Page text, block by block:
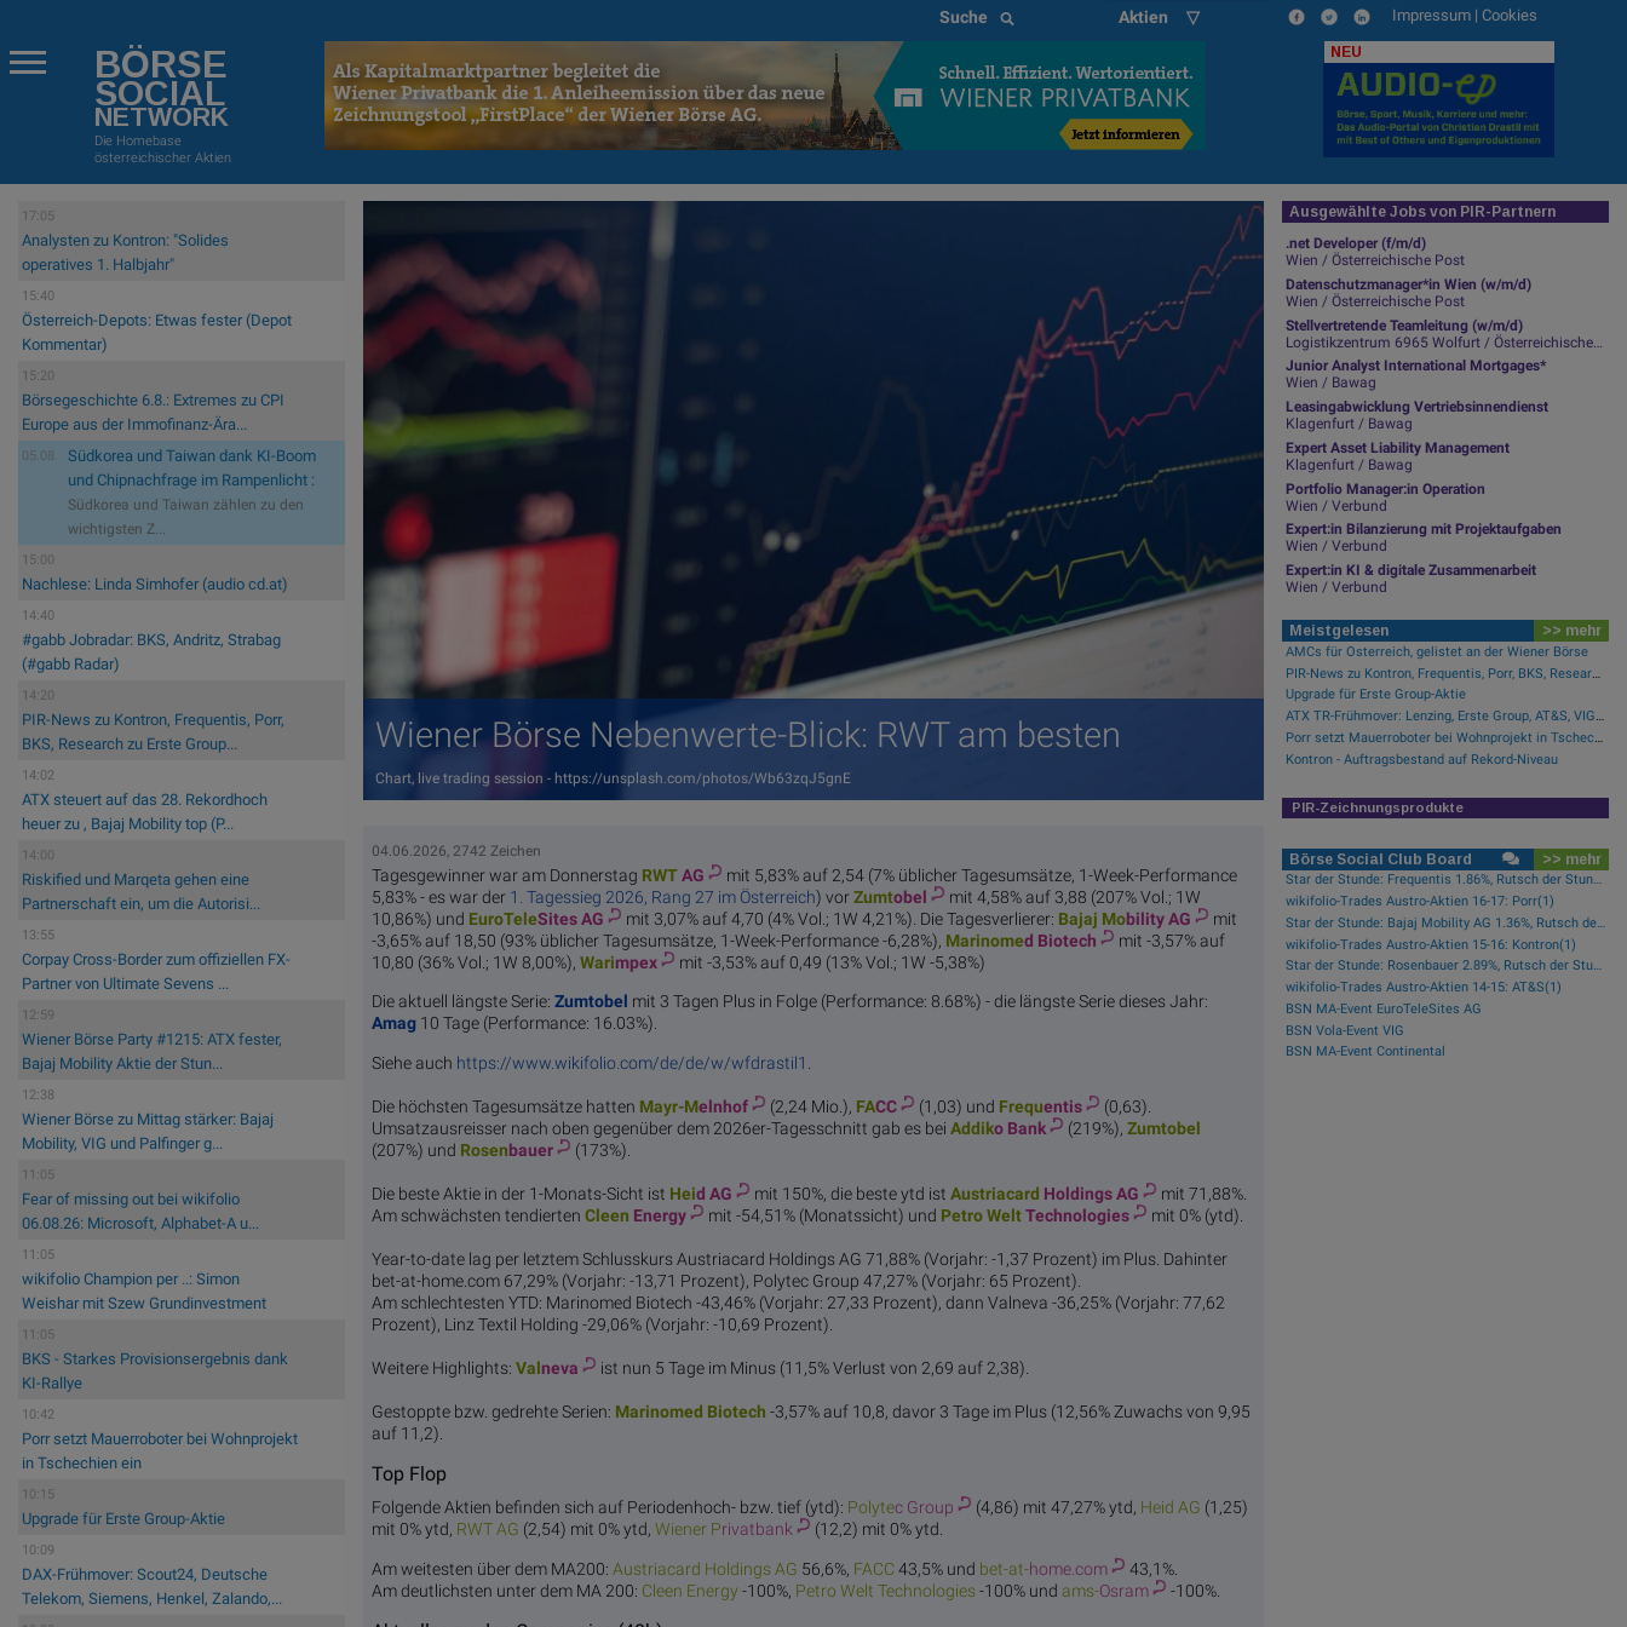
Suche Aktien ▽ Impressum | Cookies
BÖRSE
SOCIAL
NETWORK
Die Homebase
österreichischer Aktien
NEU
17:05
Analysten zu Kontron: "Solides
operatives 1. Halbjahr"
15:40
Österreich-Depots: Etwas fester (Depot
Kommentar)
15:20
Börsegeschichte 6.8.: Extremes zu CPI
Europe aus der Immofinanz-Ära...
05.08.
Südkorea und Taiwan dank KI-Boom
und Chipnachfrage im Rampenlicht :
Südkorea und Taiwan zählen zu den
wichtigsten Z...
15:00
Nachlese: Linda Simhofer (audio cd.at)
14:40
#gabb Jobradar: BKS, Andritz, Strabag
(#gabb Radar)
14:20
PIR-News zu Kontron, Frequentis, Porr,
BKS, Research zu Erste Group...
14:02
ATX steuert auf das 28. Rekordhoch
heuer zu , Bajaj Mobility top (P...
14:00
Riskified und Marqeta gehen eine
Partnerschaft ein, um die Autorisi...
13:55
Corpay Cross-Border zum offiziellen FX-
Partner von Ultimate Sevens ...
12:59
Wiener Börse Party #1215: ATX fester,
Bajaj Mobility Aktie der Stun...
12:38
Wiener Börse zu Mittag stärker: Bajaj
Mobility, VIG und Palfinger g...
11:05
Fear of missing out bei wikifolio
06.08.26: Microsoft, Alphabet-A u...
11:05
wikifolio Champion per ..: Simon
Weishar mit Szew Grundinvestment
11:05
BKS - Starkes Provisionsergebnis dank
KI-Rallye
10:42
Porr setzt Mauerroboter bei Wohnprojekt
in Tschechien ein
10:15
Upgrade für Erste Group-Aktie
10:09
DAX-Frühmover: Scout24, Deutsche
Telekom, Siemens, Henkel, Zalando,...
Wiener Börse Nebenwerte-Blick: RWT am besten
Chart, live trading session - https://unsplash.com/photos/Wb63zqJ5gnE
04.06.2026, 2742 Zeichen
Tagesgewinner war am Donnerstag RWTAG
mit 5,83% auf 2,54 (7% üblicher Tagesumsätze, 1-Week-Performance
5,83% - es war der 1. Tagessieg 2026, Rang 27 im Österreich) vorZumtobel
mit 4,58% auf 3,88 (207% Vol.; 1W
10,86%) und EuroTeleSites AG mit 3,07% auf 4,70 (4% Vol.; 1W 4,21%). Die Tagesverlierer: Bajaj Mobility AG
mit
-3,65% auf 18,50 (93% üblicher Tagesumsätze, 1-Week-Performance -6,28%), Marinomed Biotech
mit -3,57% auf
10,80 (36% Vol.; 1W 8,00%),Warimpex mit -3,53% auf 0,49 (13% Vol.; 1W -5,38%)
Die aktuell längste Serie:Zumtobel mit 3 Tagen Plus in Folge (Performance: 8.68%) - die längste Serie dieses Jahr:
Amag 10 Tage (Performance: 16.03%).
Siehe auch https://www.wikifolio.com/de/de/w/wfdrastil1
Die höchsten Tagesumsätze hatten Mayr-Melnhof (2,24 Mio.), FACC (1,03) und Frequentis
(0,63).
Umsatzausreisser nach oben gegenüber dem 2026er-Tagesschnitt gab es beiAddiko Bank (219%),Zumtobel
(207%) und Rosenbauer (173%).
Die beste Aktie in der 1-Monats-Sicht ist Heid AG mit 150%, die beste ytd istAustriacard Holdings AG
mit 71,88%.
Am schwächsten tendiertenCleen Energy mit -54,51% (Monatssicht) und Petro WeltTechnologies mit 0% (ytd).
Year-to-date lag per letztem Schlusskurs Austriacard Holdings AG 71,88% (Vorjahr: -1,37 Prozent) im Plus. Dahinter
bet-at-home.com 67,29% (Vorjahr: -13,71 Prozent), Polytec Group 47,27% (Vorjahr: 65 Prozent).
Am schlechtesten YTD: Marinomed Biotech -43,46% (Vorjahr: 27,33 Prozent), dann Valneva -36,25% (Vorjahr: 77,62
Prozent), Linz Textil Holding -29,06% (Vorjahr: -10,69 Prozent).
Weitere Highlights:Valneva ist nun 5 Tage im Minus (11,5% Verlust von 2,69 auf 2,38).
Gestoppte bzw. gedrehte Serien: Marinomed Biotech -3,57% auf 10,8, davor 3 Tage im Plus (12,56% Zuwachs von 9,95
auf 11,2).
Top Flop
Folgende Aktien befinden sich auf Periodenhoch- bzw. tief (ytd): Polytec Group (4,86) mit 47,27% ytd, Heid AG (1,25)
mit 0% ytd, RWTAG (2,54) mit 0% ytd,Wiener Privatbank (12,2) mit 0% ytd.
Am weitesten über dem MA200:Austriacard Holdings AG 56,6%, FACC 43,5% und bet-at-home.com
43,1%.
Am deutlichsten unter dem MA 200: Cleen Energy -100%, Petro WeltTechnologies-100% undams-Osram -100%.
Ausgewählte Jobs von PIR-Partnern
.net Developer (f/m/d)
Wien / Österreichische Post
Datenschutzmanager*in Wien (w/m/d)
Wien / Österreichische Post
Stellvertretende Teamleitung (w/m/d)
Logistikzentrum 6965 Wolfurt / Österreichische Post
Junior Analyst International Mortgages*
Wien / Bawag
Leasingabwicklung Vertriebsinnendienst
Klagenfurt / Bawag
Expert Asset Liability Management
Klagenfurt / Bawag
Portfolio Manager:in Operation
Wien / Verbund
Expert:in Bilanzierung mit Projektaufgaben
Wien / Verbund
Expert:in KI & digitale Zusammenarbeit
Wien / Verbund
Meistgelesen >> mehr
AMCs für Österreich, gelistet an der Wiener Börse
PIR-News zu Kontron, Frequentis, Porr, BKS, Research zu Erste Group, Verbund (Christine Petzwinkler)
Upgrade für Erste Group-Aktie
ATX TR-Frühmover: Lenzing, Erste Group, AT&S, VIG, SBO, voestalpine, EVN, Verbund, Andritz und Strabag
Porr setzt Mauerroboter bei Wohnprojekt in Tschechien ein
Kontron - Auftragsbestand auf Rekord-Niveau
PIR-Zeichnungsprodukte
Börse Social Club Board >> mehr
Star der Stunde: Frequentis 1.86%, Rutsch der Stunde: Kapsch TrafficCom -2.16%
wikifolio-Trades Austro-Aktien 16-17: Porr(1)
Star der Stunde: Bajaj Mobility AG 1.36%, Rutsch der Stunde: Polytec Group -1.81%
wikifolio-Trades Austro-Aktien 15-16: Kontron(1)
Star der Stunde: Rosenbauer 2.89%, Rutsch der Stunde: Kapsch TrafficCom -1.92%
wikifolio-Trades Austro-Aktien 14-15: AT&S(1)
BSN MA-Event EuroTeleSites AG
BSN Vola-Event VIG
BSN MA-Event Continental